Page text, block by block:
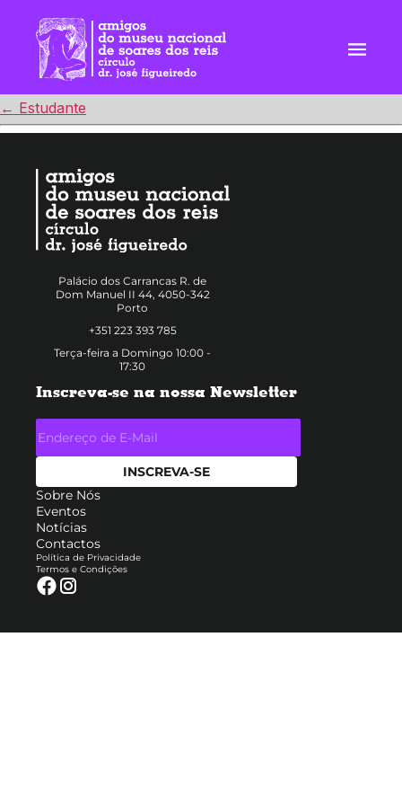
content
← Estudante
Palácio dos Carrancas R. de
Dom Manuel II 44, 4050-342
Porto
+351 223 393 785
Terça-feira a Domingo 10:00 -
17:30
Inscreva-se na nossa Newsletter
Sobre Nós
Eventos
Notícias
Contactos
Política de Privacidade
Termos e Condições